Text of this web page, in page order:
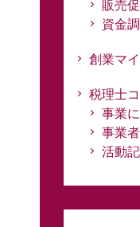
販売
資金
創業マ
税理士
事業
事業
活動